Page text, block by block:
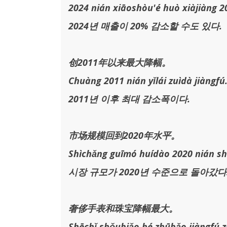
2024 nián xiāoshòu'é huò xiàjiàng
2024년 매출이 20% 감소할 수도 있다.
创2011年以来最大降幅。
Chuàng 2011 nián yǐlái zuìdà jiàngfú.
2011년 이후 최대 감소폭이다.
市场规模回到2020年水平。
Shìchǎng guīmó huídào 2020 nián
시장 규모가 2020년 수준으로 돌아갔
奢侈手表和珠宝降幅最大。